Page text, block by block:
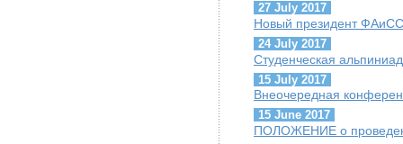
27 July 2017
Новый президент
24 July 2017
Студенческая
15 July 2017
Внеочередная
15 June 2017
ПОЛОЖЕНИЕ о